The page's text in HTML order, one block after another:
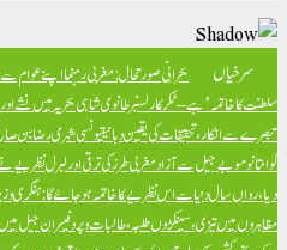
سرخیاں بحرانی صورتحال: مغربی رہنما اپنے عوام
سلطنت کا خاتمہ’ ہے – ٹکر کارلسنبرطانوی شاہی بحریہ میں نشے
تبصرے سے انکار، تحقیقات کی یقین دہانی
گوانتانوموبے جیل سے آزادمغربی طرز کی ترقی اور لبرل نظریے
دیا، رواں سال دنیا سے اس نظریے کا خاتمہ ہو جائے گا: ہنگری
مظاہروں میں تیزی، سینکڑوں طلبہ، طالبات و پروفیسران جیل میں